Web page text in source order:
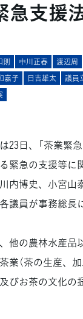
急支援
則 中川正春 渡辺周
嘉子 日吉雄太 議員
23日、「茶業緊
緊急の支援等に
内博史、小宮山
議員が事務総長
他の農林水産品
業（茶の生産、
びお茶の文化